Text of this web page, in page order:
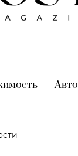
(current)
Авто